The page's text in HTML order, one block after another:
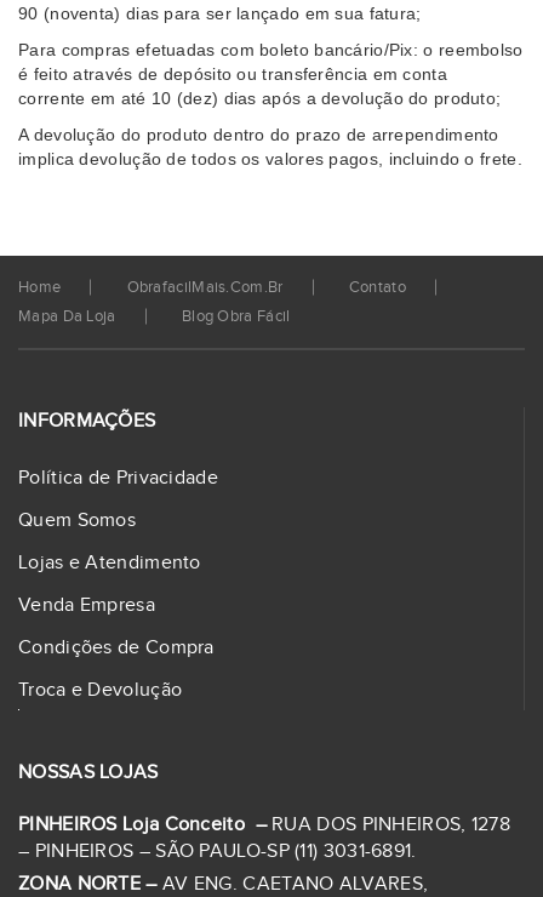
90 (noventa) dias para ser lançado em sua fatura;
Para compras efetuadas com boleto bancário/Pix: o reembolso
é feito através de depósito ou transferência em conta
corrente em até 10 (dez) dias após a devolução do produto;
A devolução do produto dentro do prazo de arrependimento
implica devolução de todos os valores pagos, incluindo o frete.
Home ObrafacilMais.com.br
Contato
Mapa Da Loja
Blog Obra Fácil
INFORMAÇÕES
Política de Privacidade
Quem Somos
Lojas e Atendimento
Venda Empresa
Condições de Compra
Troca e Devolução
NOSSAS LOJAS
PINHEIROS Loja Conceito – RUA DOS PINHEIROS, 1278
– PINHEIROS – SÃO PAULO-SP (11) 3031-6891.
ZONA NORTE – AV ENG. CAETANO ALVARES,